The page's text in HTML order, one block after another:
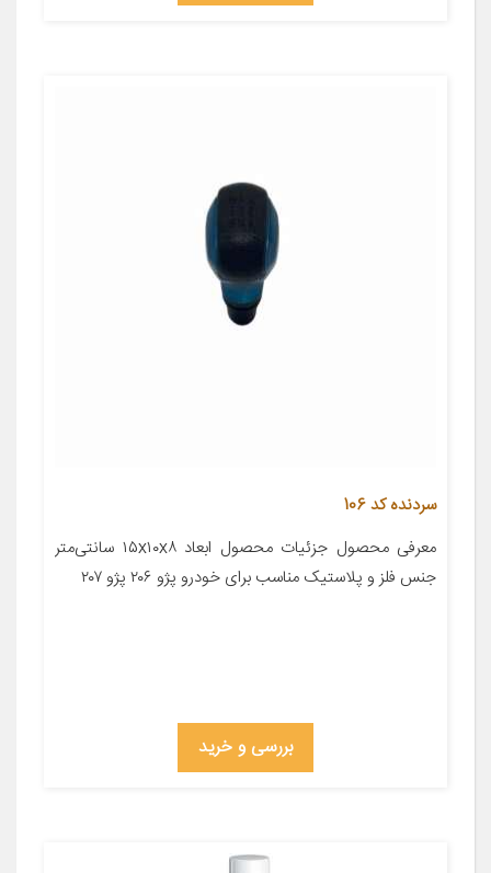
سردنده کد 106
معرفی محصول جزئیات محصول ابعاد ۱۵x۱۰x۸ سانتی‌متر
جنس فلز و پلاستیک مناسب برای خودرو پژو ۲۰۶ پژو ۲۰۷
بررسی و خرید